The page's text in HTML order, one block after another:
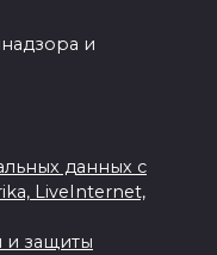
и
данных с
LiveInternet,
и защиты